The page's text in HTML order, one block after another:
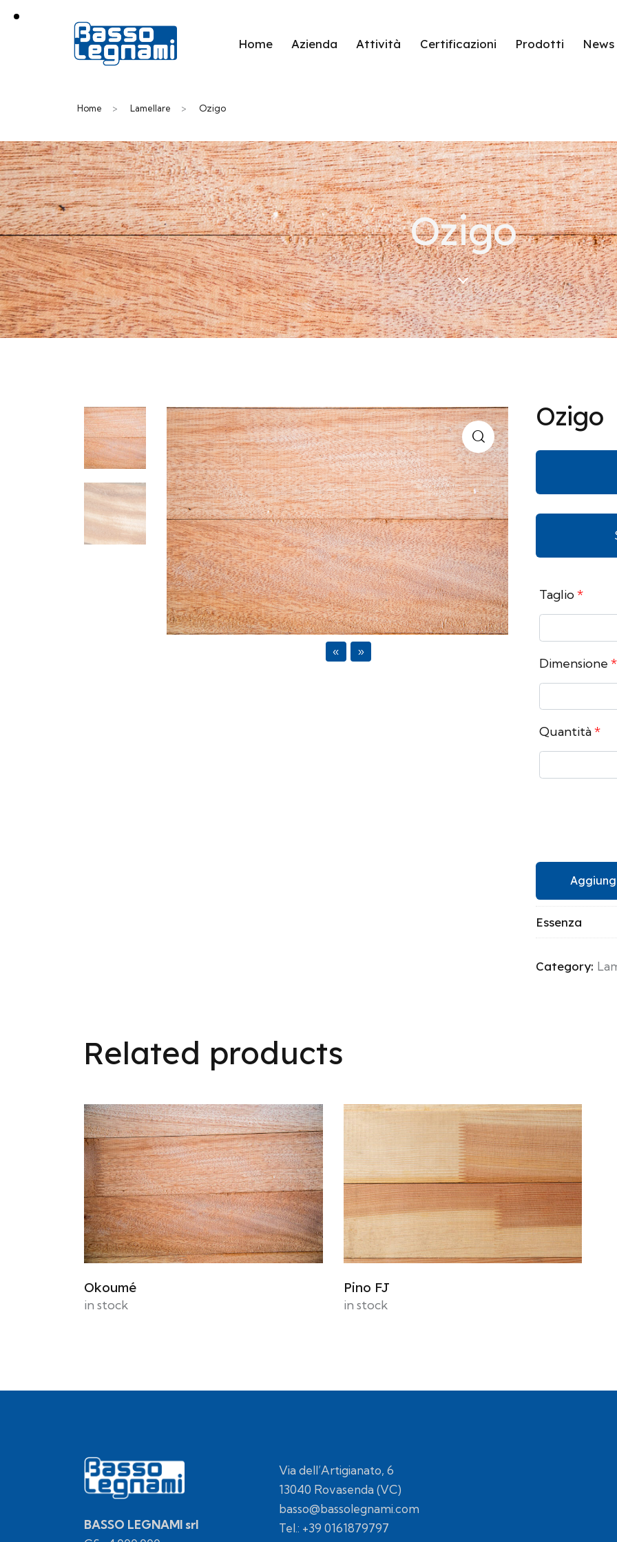
Home Azienda Attività Certificazioni Prodotti News
Home > Lamellare > Ozigo
Ozigo
Ozigo
Taglio*
Dimensione *
Quantità*
Essenza
Category:
Related products
Okoumé
in stock
Pino FJ
in stock
BASSO LEGNAMI srl
Via dell’Artigianato, 6
13040 Rovasenda (VC)
basso@bassolegnami.com
Tel.: +39 0161879797